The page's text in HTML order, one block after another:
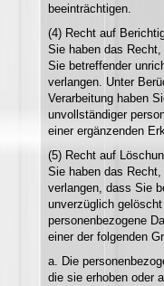
beeinträchtigen.
(4) Recht auf
Sie haben das
Sie betreffender
verlangen. Unter
Verarbeitung haben
unvollständiger
einer ergänzenden
(5) Recht auf
Sie haben das
verlangen, dass Sie
unverzüglich
personenbezogene
einer der folgenden
a. Die
die sie erhoben oder